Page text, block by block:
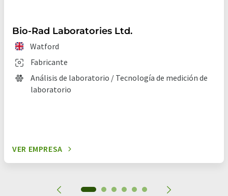
Bio-Rad Laboratories Ltd.
Watford
Fabricante
Análisis de laboratorio / Tecnología de medición de
laboratorio
VER EMPRESA